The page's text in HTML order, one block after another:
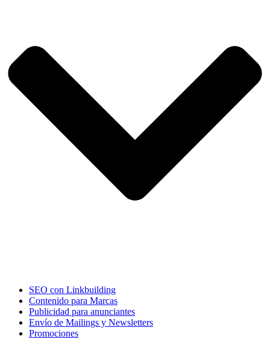
SEO con Linkbuilding
Contenido para Marcas
Publicidad para anunciantes
Envío de Mailings y Newsletters
Promociones